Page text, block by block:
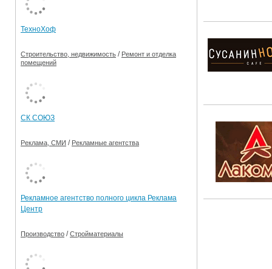
ТехноХоф
Строительство, недвижимость / Ремонт и отделка
помещений
СК СОЮЗ
Реклама, СМИ / Рекламные агентства
Рекламное агентство полного цикла Реклама
Центр
Производство /Стройматериалы